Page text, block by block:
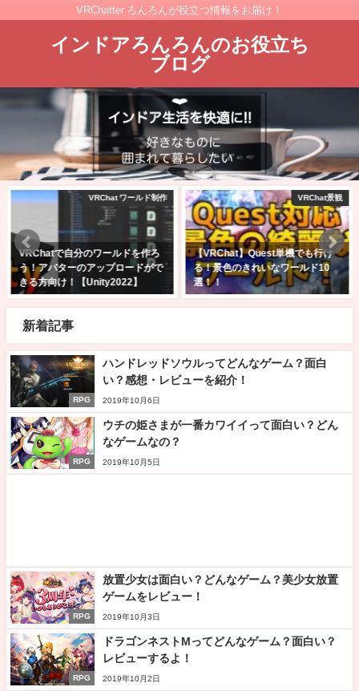
VRChatter ろんろんが役立つ情報をお届け！
インドアろんろんのお役立ち
ブログ
ルド制作
を作ろ
ドがで
】
VRChat景観
【VRChat】Quest単機でも行け
る！景色のきれいなワールド10
選！！
VRChat ワ
【Unity2022】VRChatに
ドをアップロード！入れた
トとその設定方法【Still
新着記事
RPG
ハンドレッドソウルってどんなゲーム？面白
い？感想・レビューを紹介！
2019年10月6日
RPG
ウチの姫さまが一番カワイイって面白い？どん
なゲームなの？
2019年10月5日
RPG
放置少女は面白い？どんなゲーム？美少女放置
ゲームをレビュー！
2019年10月3日
RPG
ドラゴンネストMってどんなゲーム？面白い？
レビューするよ！
2019年10月2日